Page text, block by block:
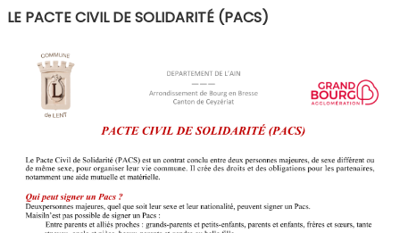
LE PACTE CIVIL DE SOLIDARITÉ (PACS)